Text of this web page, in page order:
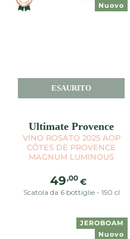
Ultimate Provence
VINO ROSATO 2025 AOP
CÔTES DE PROVENCE
MAGNUM LUMINOUS
Prezzo
regolare
49,00 €
Scatola da 6 bottiglie - 150 cl
ESAURITO
Nuovo
JEROBOAM
Nuovo